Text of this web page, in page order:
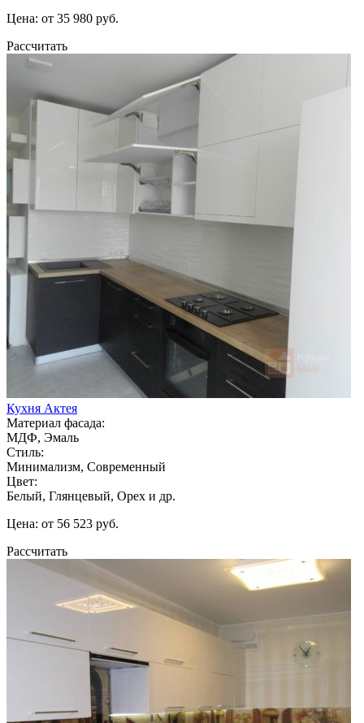
Цена: от 35 980 руб.
Рассчитать
Кухня Актея
Материал фасада:
МДФ, Эмаль
Стиль:
Минимализм, Современный
Цвет:
Белый, Глянцевый, Орех и др.
Цена: от 56 523 руб.
Рассчитать